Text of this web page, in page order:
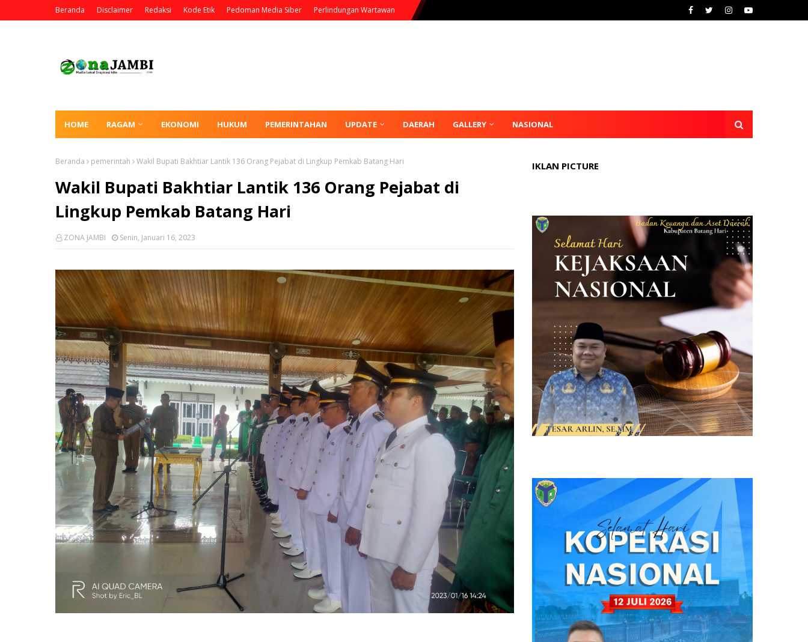
Beranda Disclaimer Redaksi Kode Etik Pedoman Media Siber Perlindungan Wartawan
HOME RAGAM EKONOMI HUKUM PEMERINTAHAN UPDATE DAERAH GALLERY NASIONAL
Beranda pemerintah Wakil Bupati Bakhtiar Lantik 136 Orang Pejabat di Lingkup Pemkab Batang Hari
Wakil Bupati Bakhtiar Lantik 136 Orang Pejabat di
Lingkup Pemkab Batang Hari
ZONA JAMBI Senin, Januari 16, 2023
IKLAN PICTURE